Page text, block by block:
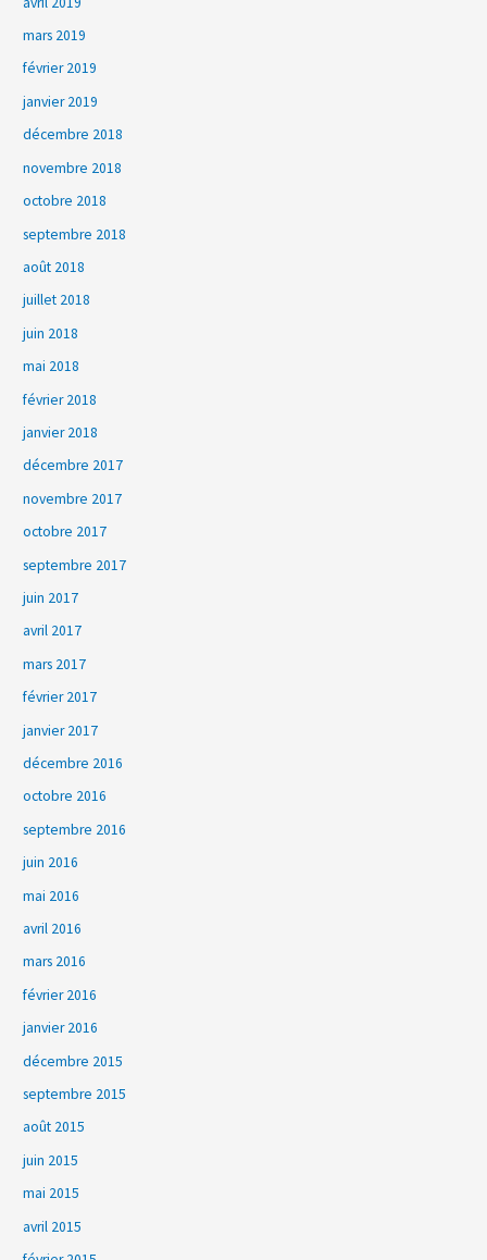
mars 2019
février 2019
janvier 2019
décembre 2018
novembre 2018
octobre 2018
septembre 2018
août 2018
juillet 2018
juin 2018
mai 2018
février 2018
janvier 2018
décembre 2017
novembre 2017
octobre 2017
septembre 2017
juin 2017
avril 2017
mars 2017
février 2017
janvier 2017
décembre 2016
octobre 2016
septembre 2016
juin 2016
mai 2016
avril 2016
mars 2016
février 2016
janvier 2016
décembre 2015
septembre 2015
août 2015
juin 2015
mai 2015
avril 2015